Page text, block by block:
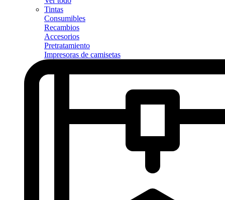
Tintas
Consumibles
Recambios
Accesorios
Pretratamiento
Impresoras de camisetas